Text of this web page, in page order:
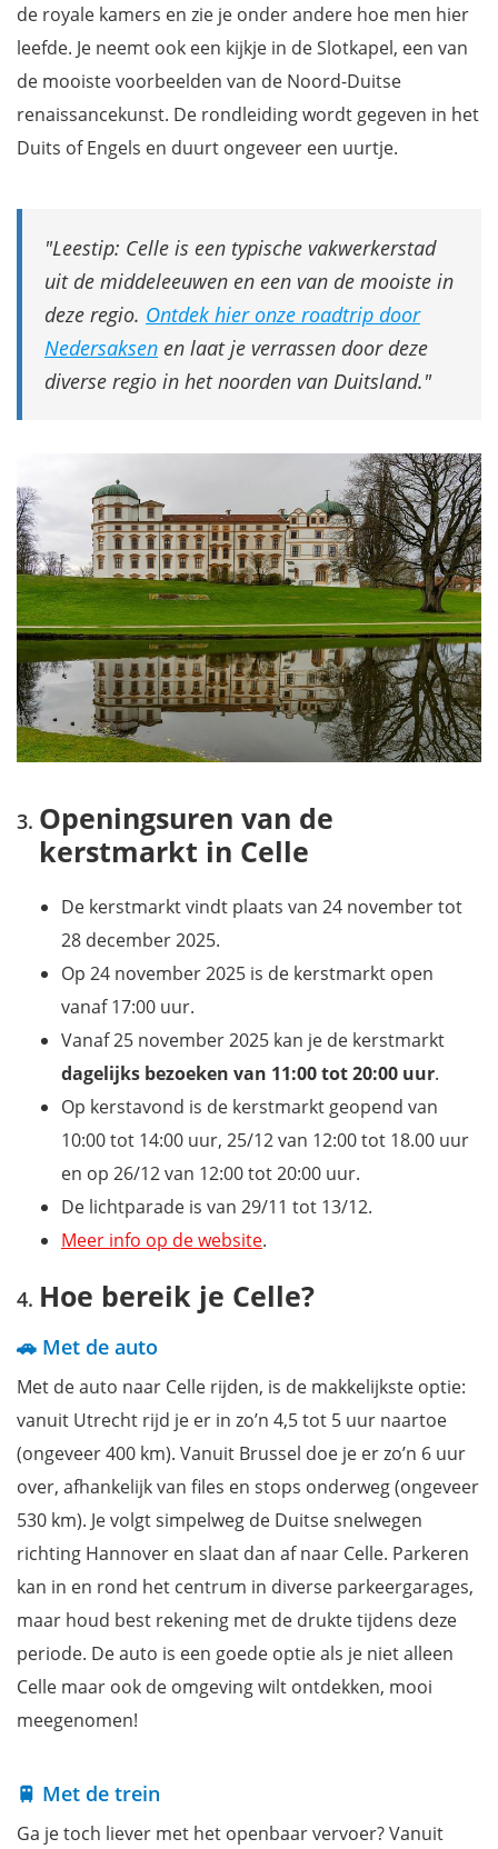
de royale kamers en zie je onder andere hoe men hier
leefde. Je neemt ook een kijkje in de Slotkapel, een van
de mooiste voorbeelden van de Noord-Duitse
renaissancekunst. De rondleiding wordt gegeven in het
Duits of Engels en duurt ongeveer een uurtje.
Leestip: Celle is een typische vakwerkerstad
uit de middeleeuwen en een van de mooiste in
deze regio. Ontdek hier onze roadtrip door
Nedersaksen en laat je verrassen door deze
diverse regio in het noorden van Duitsland.
Openingsuren van de
kerstmarkt in Celle
De kerstmarkt vindt plaats van 24 november tot
28 december 2025.
Op 24 november 2025 is de kerstmarkt open
vanaf 17:00 uur.
Vanaf 25 november 2025 kan je de kerstmarkt
dagelijks bezoeken van 11:00 tot 20:00 uur.
Op kerstavond is de kerstmarkt geopend van
10:00 tot 14:00 uur, 25/12 van 12:00 tot 18.00 uur
en op 26/12 van 12:00 tot 20:00 uur.
De lichtparade is van 29/11 tot 13/12.
Meer info op de website.
Hoe bereik je Celle?
🚗 Met de auto
Met de auto naar Celle rijden, is de makkelijkste optie:
vanuit Utrecht rijd je er in zo’n 4,5 tot 5 uur naartoe
(ongeveer 400 km). Vanuit Brussel doe je er zo’n 6 uur
over, afhankelijk van files en stops onderweg (ongeveer
530 km). Je volgt simpelweg de Duitse snelwegen
richting Hannover en slaat dan af naar Celle. Parkeren
kan in en rond het centrum in diverse parkeergarages,
maar houd best rekening met de drukte tijdens deze
periode. De auto is een goede optie als je niet alleen
Celle maar ook de omgeving wilt ontdekken, mooi
meegenomen!
🚆 Met de trein
Ga je toch liever met het openbaar vervoer? Vanuit